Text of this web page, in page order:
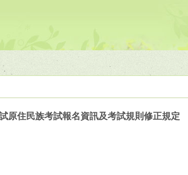
原住民族考試報名資訊及考試規則修正規定